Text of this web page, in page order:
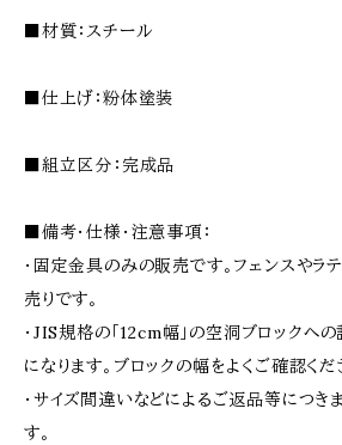
■材質：スチール
■仕上げ：粉体塗装
■組立区分：完成品
■備考・仕様・注意事項：
・固定金具のみの販売です。フェンスやラ
売りです。
・JIS規格の「12cm幅」の空洞ブロックへ
になります。ブロックの幅をよくご確認くだ
・サイズ間違いなどによるご返品等につき
す。